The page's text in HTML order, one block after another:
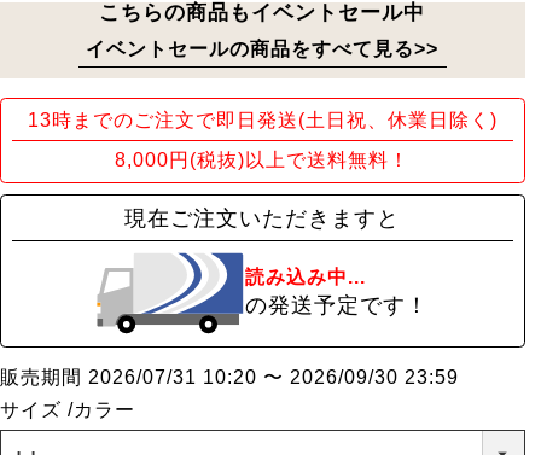
こちらの商品もイベントセール中
イベントセールの商品をすべて見る>>
13時までのご注文で即日発送(土日祝、休業日除く)
8,000円(税抜)以上で送料無料！
現在ご注文いただきますと
読み込み中...
の発送予定です！
販売期間 2026/07/31 10:20 〜 2026/09/30 23:59
サイズ
カラー